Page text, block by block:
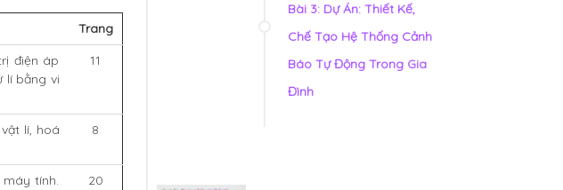
Trang
điện áp
lí bằng vi
11
lí, hoá
8
tính.
20
Bài 3: Dự Án: Thiết Kế,
Chế Tạo Hệ Thống Cảnh
Báo Tự Động Trong Gia
Đình